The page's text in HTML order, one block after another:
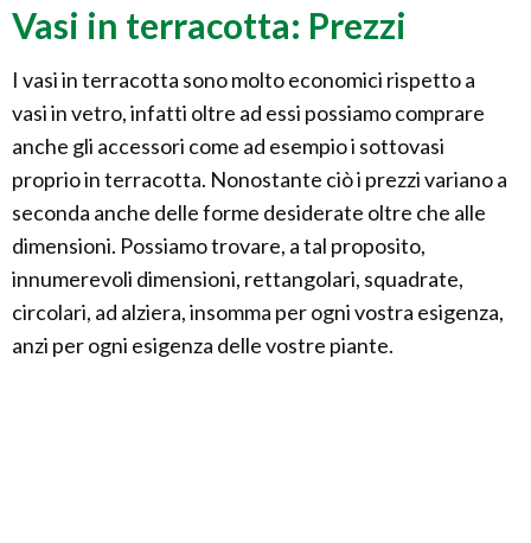
Vasi in terracotta: Prezzi
I vasi in terracotta sono molto economici rispetto a
vasi in vetro, infatti oltre ad essi possiamo comprare
anche gli accessori come ad esempio i sottovasi
proprio in terracotta. Nonostante ciò i prezzi variano a
seconda anche delle forme desiderate oltre che alle
dimensioni. Possiamo trovare, a tal proposito,
innumerevoli dimensioni, rettangolari, squadrate,
circolari, ad alziera, insomma per ogni vostra esigenza,
anzi per ogni esigenza delle vostre piante.